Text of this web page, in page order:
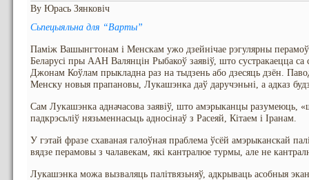
By Юрась Зянковіч
Сьпецыяльна для “Варты”
Паміж Вашынгтонам і Менскам ужо дзейнічае рэгулярны
Беларусі пры ААН Валянцін Рыбакоў заявіў, што сустракаецца
Джонам Коўлам прыкладна раз на тыдзень або дзесяць дзён.
Менску новыя прапановы, Лукашэнка даў даручэньні, а адказ
Сам Лукашэнка адначасова заявіў, што амэрыканцы разумеюць,
падкрэсьліў нязьменнасьць адносінаў з Расеяй, Кітаем і Іранам.
У гэтай фразе схаваная галоўная праблема ўсёй амэрыканскай
вядзе перамовы з чалавекам, які кантралюе турмы, але не
Лукашэнка можа вызваляць палітвязьняў, адкрываць асобныя